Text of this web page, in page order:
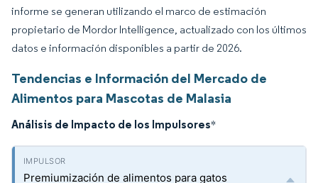
informe se generan utilizando el marco de estimación
propietario de Mordor Intelligence, actualizado con los últimos
datos e información disponibles a partir de 2026.
Tendencias e Información del Mercado de
Alimentos para Mascotas de Malasia
Análisis de Impacto de los Impulsores*
Premiumización de alimentos para gatos